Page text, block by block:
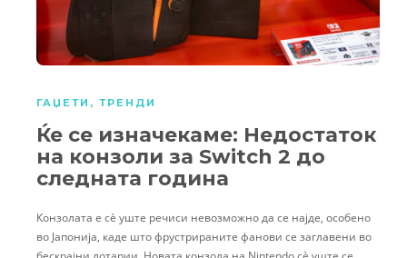
ГАЏЕТИ , ТРЕНДИ
Ќе се изначекаме: Недостаток
на конзоли за Switch 2 до
следната година
Конзолата е сè уште речиси невозможно да се најде, особено
во Јапонија, каде што фрустрираните фанови се заглавени во